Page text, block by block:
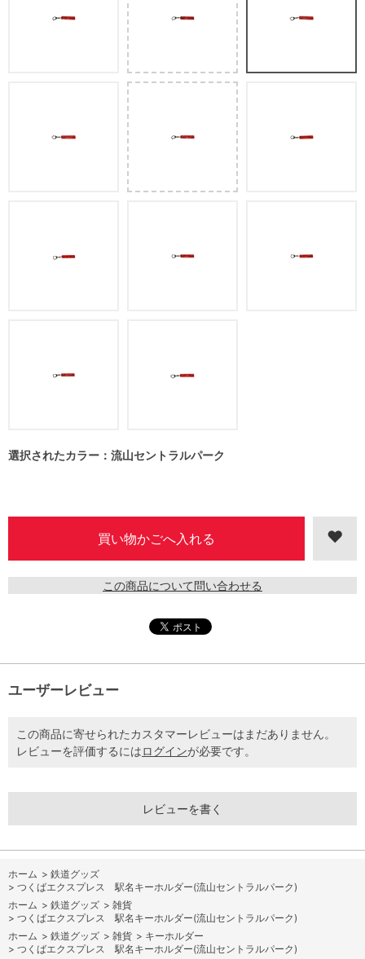
選択されたカラー：流山セントラルパーク
この商品について問い合わせる
ユーザーレビュー
この商品に寄せられたカスタマーレビューはまだありません。
レビューを評価するにはログインが必要です。
レビューを書く
ホーム > 鉄道グッズ
> つくばエクスプレス 駅名キーホルダー(流山セントラルパーク)
ホーム > 鉄道グッズ > 雑貨
> つくばエクスプレス 駅名キーホルダー(流山セントラルパーク)
ホーム > 鉄道グッズ > 雑貨 > キーホルダー
> つくばエクスプレス 駅名キーホルダー(流山セントラルパーク)